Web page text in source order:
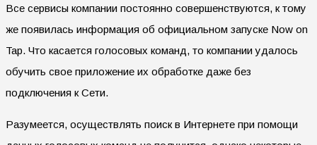
Все сервисы компании постоянно совершенствуются, к тому
же появилась информация об официальном запуске Now on
Tap. Что касается голосовых команд, то компании удалось
обучить свое приложение их обработке даже без
подключения к Сети.
Разумеется, осуществлять поиск в Интернете при помощи